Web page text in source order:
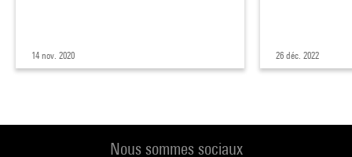
14 nov. 2020 26 déc. 2022
Nous sommes sociaux